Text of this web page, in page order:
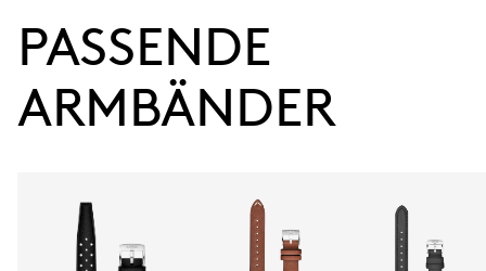
38 Std.
Gangreserve
KALIBER
ABMESSUNGEN
Ø 17.20 mm, 7 3/4’’’
PASSENDE
ARMBÄNDER